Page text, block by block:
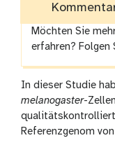
Möchten Sie
erfahren? Folgen
In dieser Studie
melanogaster-
Referenzgenom von